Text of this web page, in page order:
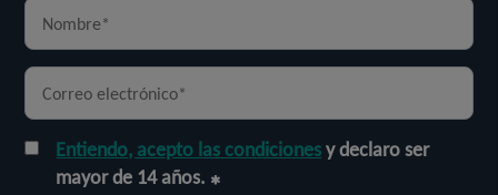
Entiendo, acepto las condicionesy declaro ser
mayor de 14 años.